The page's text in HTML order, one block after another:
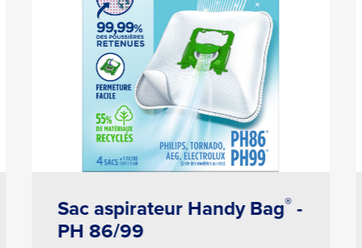
Sac aspirateur Handy Bag® -
PH 86/99